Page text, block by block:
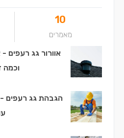
10
מאמרים
אוורור גג רעפים
וכמה
הגבהת גג רעפים -